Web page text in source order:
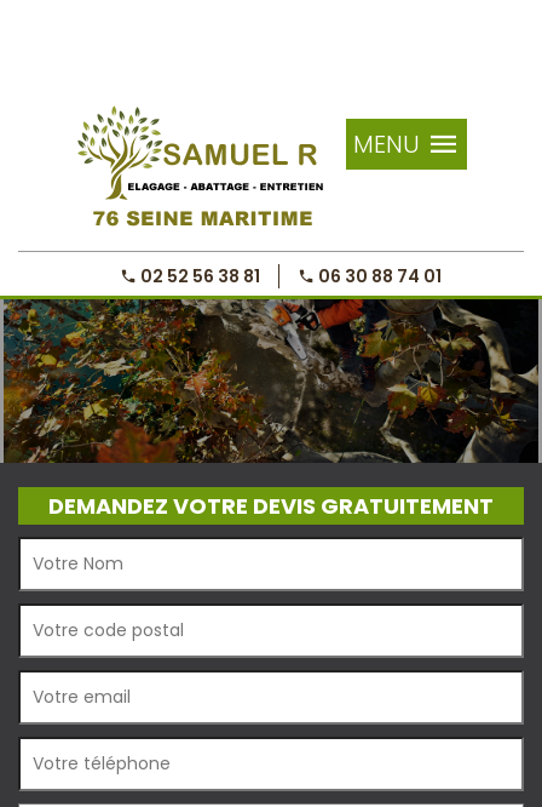
MENU
02 52 56 38 81 06 30 88 74 01
DEMANDEZ VOTRE DEVIS GRATUITEMENT